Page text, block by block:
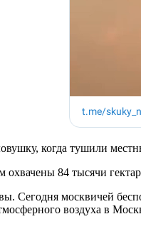
когда тушили
84 тысячи
Сегодня москвичей
воздуха в